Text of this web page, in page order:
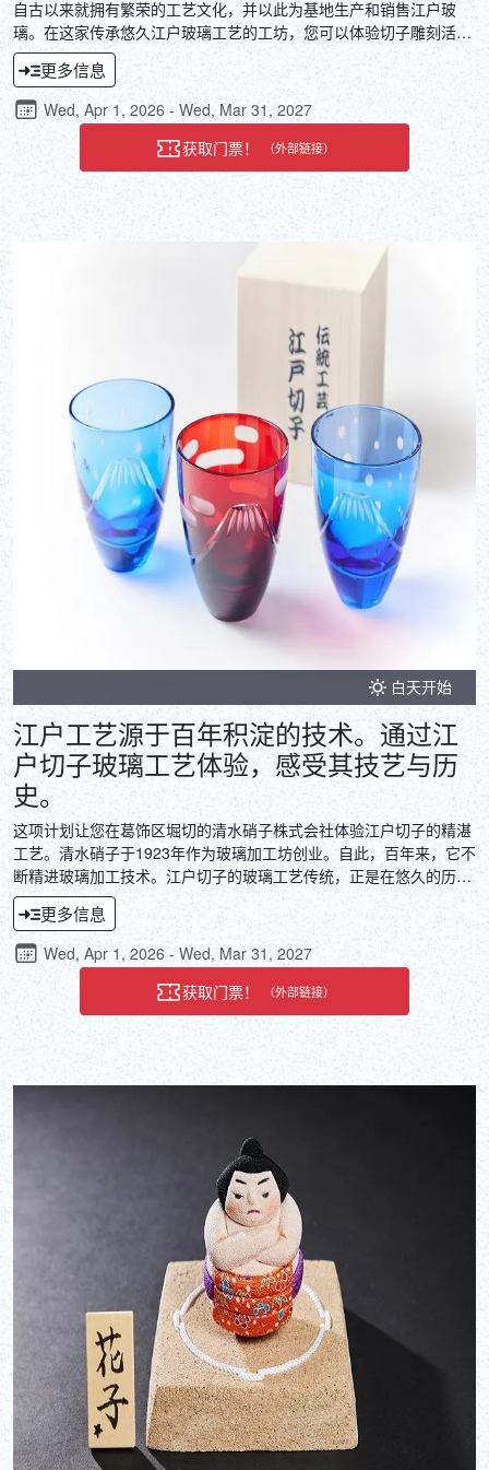
自古以来就拥有繁荣的工艺文化，并以此为基地生产和销售江户玻
璃。在这家传承悠久江户玻璃工艺的工坊，您可以体验切子雕刻活
动，使用江户玻璃抹茶碗进行创作。在经过工匠精雕细琢的抹茶碗
上，您可以绘制和雕刻属于自己的独特图案，打造独一无二的艺术杰
作。之后，您可以在工坊的榻榻米空间，用这只完成的抹茶碗体验茶
道。亲身感受江户玻璃的色泽与光泽之美，以及其精湛的工艺。
更多信息
Wed, Apr 1, 2026 - Wed, Mar 31, 2027
获取门票！
（外部链接）
白天开始
江户工艺源于百年积淀的技术。通过江
户切子玻璃工艺体验，感受其技艺与历
史。
这项计划让您在葛饰区堀切的清水硝子株式会社体验江户切子的精湛
工艺。清水硝子于1923年作为玻璃加工坊创业。自此，百年来，它不
断精进玻璃加工技术。江户切子的玻璃工艺传统，正是在悠久的历史
中孕育而生，创造出兼具实用功能和精致图案的艺术品。通过制作江
户切子玻璃器皿来装饰您的日常餐桌，感受闪耀光泽中蕴藏的历史。
更多信息
Wed, Apr 1, 2026 - Wed, Mar 31, 2027
获取门票！
（外部链接）